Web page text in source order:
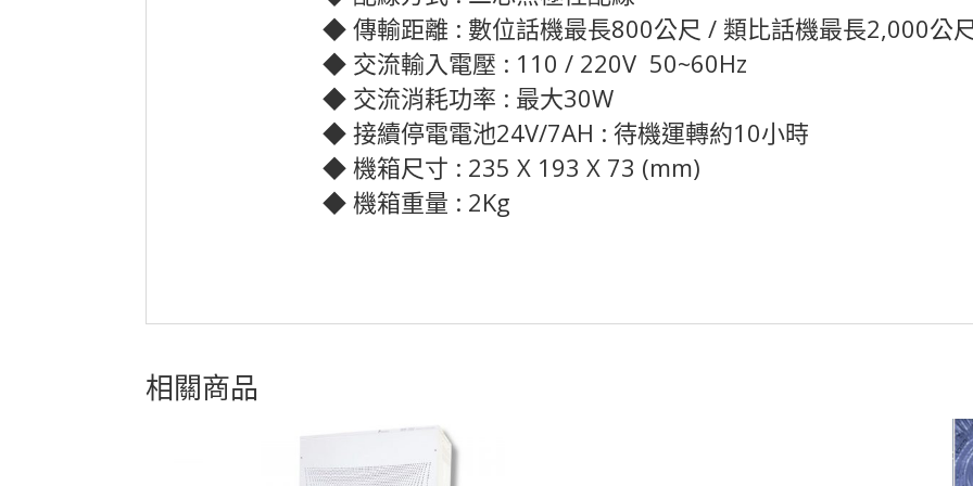
◆ 傳輸距離 : 數位話機最長800公尺 / 類比話機最長2,000公
◆ 交流輸入電壓 : 110 / 220V 50~60Hz
◆ 交流消耗功率 : 最大30W
◆ 接續停電電池24V/7AH : 待機運轉約10小時
◆ 機箱尺寸 : 235 X 193 X 73 (mm)
◆ 機箱重量 : 2Kg
相關商品